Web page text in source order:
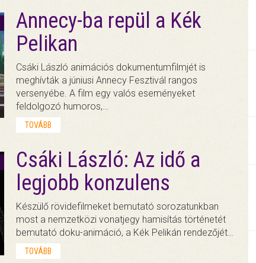
Annecy-ba repül a Kék
Pelikan
Csáki László animációs dokumentumfilmjét is
meghívták a júniusi Annecy Fesztivál rangos
versenyébe. A film egy valós eseményeket
feldolgozó humoros,…
TOVÁBB
Csáki László: Az idő a
legjobb konzulens
Készülő rövidefilmeket bemutató sorozatunkban
most a nemzetközi vonatjegy hamisítás történetét
bemutató doku-animáció, a Kék Pelikán rendezőjét…
TOVÁBB